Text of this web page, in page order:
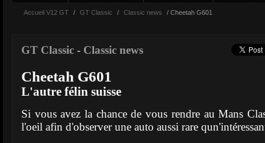
Accueil V12 GT / GT Classic / Classic news / Cheetah G601
GT Classic - Classic news
Cheetah G601
L'autre félin suisse
Si vous avez la chance de vous rendre au Mans
l'oeil afin d'observer une auto aussi rare